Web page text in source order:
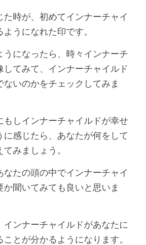
た時が、初めてインナーチャイ
うになれた印です。
うになったら、時々インナーチ
してみて、インナーチャイルド
ないのかをチェックしてみま
もしインナーチャイルドが幸せ
に感じたら、あなたが何をして
みましょう。
なたの頭の中でインナーチャイ
か聞いてみても良いと思いま
インナーチャイルドがあなたに
とが分かるようになります。